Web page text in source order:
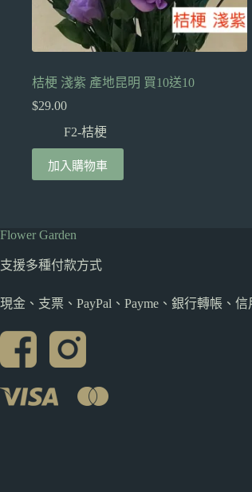
桔梗 淺紫 產地昆明 買10送10
$29.00
F2-桔梗
加入購物車
Flower Garden
支援多種付款方式
現金、支票、PayPal、Payme、銀行轉帳、